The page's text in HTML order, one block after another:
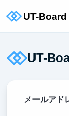
UT-
メールアド